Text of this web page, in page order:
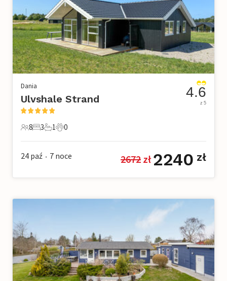
Dania
Ulvshale Strand
8 Goście
8
3 Sypialnie
3
1 Łazienka
1
0 Zwierzęta domowe
0
4.6
z 5
24 paź • 7 noce 2672 zł 2240 zł